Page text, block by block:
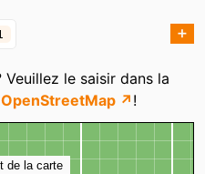
Destockage
Le Studio
➕
le saisir dans la
OpenStreetMap ↗ !
de la carte